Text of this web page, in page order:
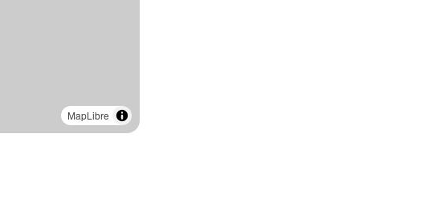
MapLibre